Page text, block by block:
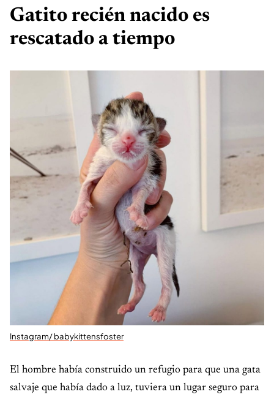
Gatito recién nacido es
rescatado a tiempo
Instagram/ babykittensfoster
El hombre había construido un refugio para que una gata
salvaje que había dado a luz, tuviera un lugar seguro para